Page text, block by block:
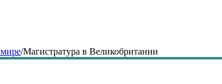
/Магистратура в Великобритании